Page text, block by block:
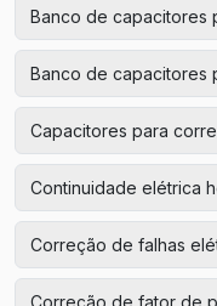
Banco de capacitores
Banco de capacitores
Capacitores para
Continuidade elétrica
Correção de falhas
Correção de fator de